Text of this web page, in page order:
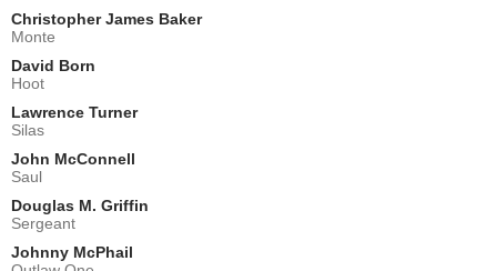
Christopher James Baker
Monte
David Born
Hoot
Lawrence Turner
Silas
John McConnell
Saul
Douglas M. Griffin
Sergeant
Johnny McPhail